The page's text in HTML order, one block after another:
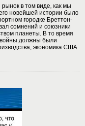
в том виде, как мы
новейшей истории было
городке Бреттон-
сомнений и союзники
планеты. В то время
войны должны были
экономика США